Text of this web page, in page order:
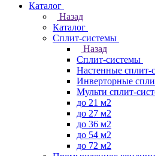
Каталог
Назад
Каталог
Сплит-системы
Назад
Сплит-системы
Настенные сплит-
Инверторные
Мульти сплит-
до 21 м2
до 27 м2
до 36 м2
до 54 м2
до 72 м2